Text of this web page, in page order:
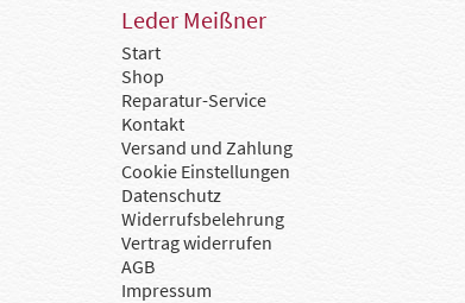
Leder Meißner
Start
Shop
Reparatur-Service
Kontakt
Versand und Zahlung
Cookie Einstellungen
Datenschutz
Widerrufsbelehrung
Vertrag widerrufen
AGB
Impressum